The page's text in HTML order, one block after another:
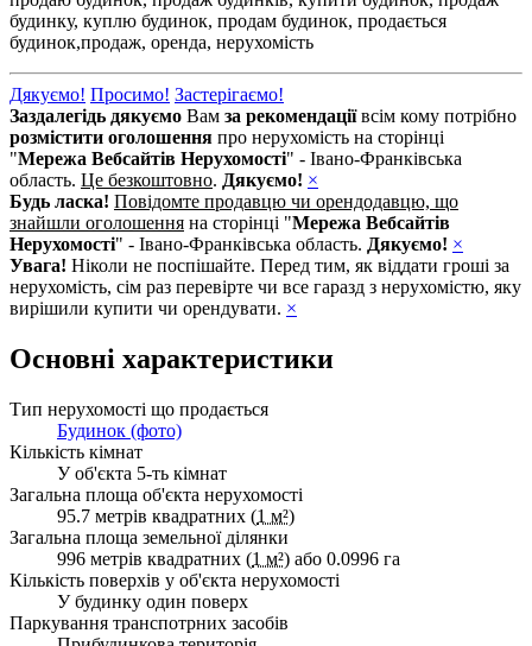
будинку, куплю будинок, продам будинок, продається
будинок,продаж, оренда, нерухомість
Дякуємо! Просимо! Застерігаємо!
Заздалегідь дякуємо Вам за рекомендаціївсім кому потрібно
розмістити оголошення про нерухомість на сторінці
"Мережа Вебсайтів Нерухомості" - Івано-Франківська
область. Це безкоштовно. Дякуємо! ×
Будь ласка! Повідомте продавцю чи орендодавцю, що
знайшли оголошення на сторінці "Мережа Вебсайтів
Нерухомості" - Івано-Франківська область. Дякуємо! ×
Увага! Ніколи не поспішайте. Перед тим, як віддати гроші за
нерухомість, сім раз перевірте чи все гаразд з нерухомістю, яку
вирішили купити чи орендувати. ×
Основні характеристики
Тип нерухомості що продається
Будинок (фото)
Кількість кімнат
У об'єкта 5-ть кімнат
Загальна площа об'єкта нерухомості
95.7 метрів квадратних (1 м²)
Загальна площа земельної ділянки
996 метрів квадратних (1 м²) або 0.0996 га
Кількість поверхів у об'єкта нерухомості
У будинку один поверх
Паркування транспотрних засобів